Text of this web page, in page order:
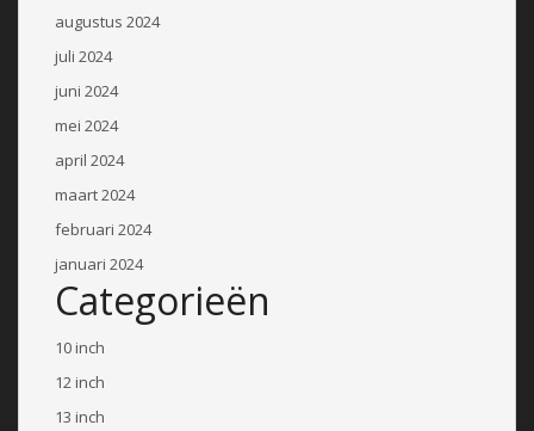
augustus 2024
juli 2024
juni 2024
mei 2024
april 2024
maart 2024
februari 2024
januari 2024
Categorieën
10 inch
12 inch
13 inch